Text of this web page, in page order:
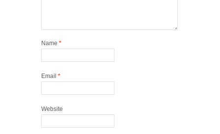
Name *
Email *
Website